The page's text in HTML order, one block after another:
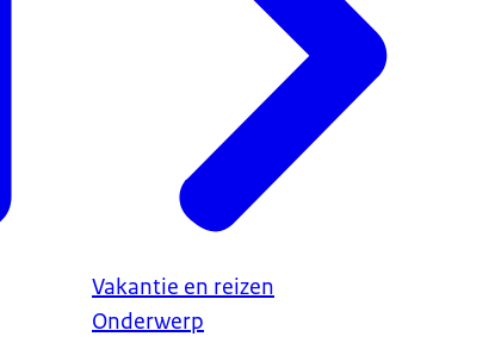
Vakantie en reizen
Onderwerp